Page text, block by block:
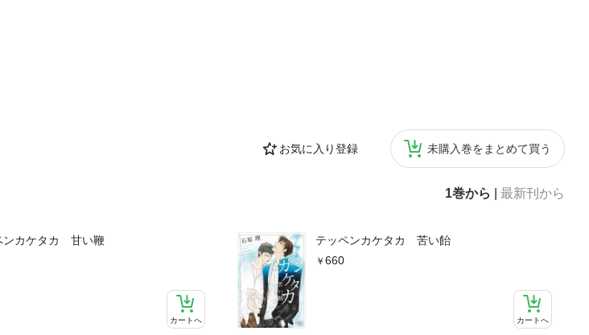
お気に入り登録 未購入巻をまとめて買う
1巻から 最新刊から
ンカケタカ 甘い鞭
カートへ
テッペンカケタカ 苦い飴
660
カートへ